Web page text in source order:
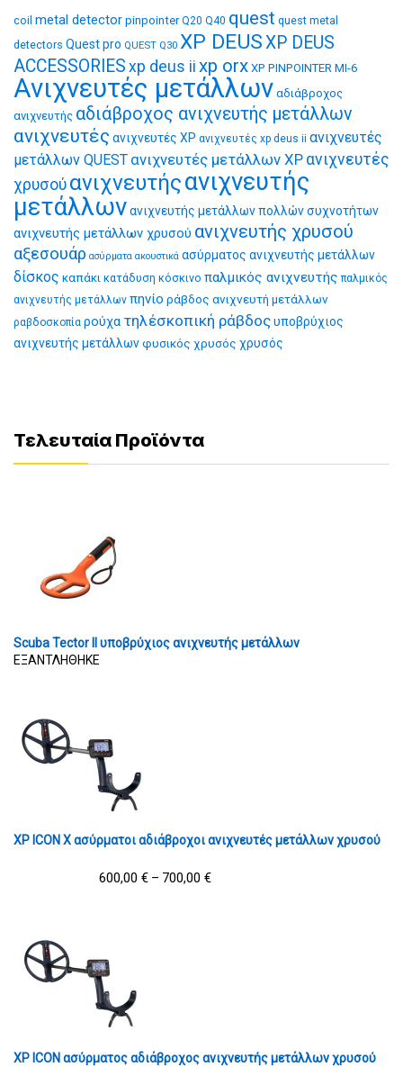
coil metal detector pinpointer Q20 Q40 quest quest metal
detectors Quest pro QUEST Q30 XP DEUSXP DEUS
ACCESSORIES xp deus ii xp orx XP PINPOINTER MI-6
Ανιχνευτές μετάλλων αδιάβροχος
ανιχνευτής αδιάβροχος ανιχνευτής μετάλλων
ανιχνευτές ανιχνευτές XP ανιχνευτές xp deus ii ανιχνευτές
μετάλλων QUEST ανιχνευτές μετάλλων XP ανιχνευτές
χρυσού ανιχνευτήςανιχνευτής
μετάλλωνανιχνευτής μετάλλων πολλών συχνοτήτων
ανιχνευτής μετάλλων χρυσού ανιχνευτής χρυσού
αξεσουάρ ασύρματα ακουστικά ασύρματος ανιχνευτής μετάλλων
δίσκος καπάκι κατάδυση κόσκινο παλμικός ανιχνευτής παλμικός
ανιχνευτής μετάλλων πηνίο ράβδος ανιχνευτή μετάλλων
ραβδοσκοπία ρούχα τηλέσκοπική ράβδοςυποβρύχιος
ανιχνευτής μετάλλωνφυσικός χρυσός χρυσός
Τελευταία Προϊόντα
Scuba Tector II υποβρύχιος ανιχνευτής μετάλλων
ΕΞΑΝΤΛΗΘΗΚΕ
XP ICON X ασύρματοι αδιάβροχοι ανιχνευτές μετάλλων χρυσού
600,00 € – 700,00 €
XP ICON ασύρματος αδιάβροχος ανιχνευτής μετάλλων χρυσού